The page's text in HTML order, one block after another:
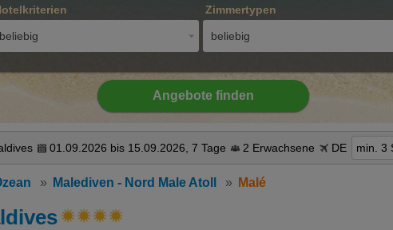
beliebig
Zimmertypen
beliebig
Angebote finden
01.09.2026 bis 15.09.2026, 7 Tage 2 Erwachsene DE min. 3
Malediven - Nord Male Atoll Malé